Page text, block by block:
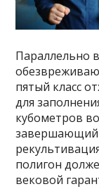
Параллельно
пятый класс
для
кубометров
завершающий
полигон
вековой